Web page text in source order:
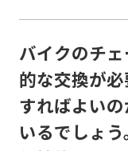
バイクのチ
的な交換が
すればよい
いるでしょ